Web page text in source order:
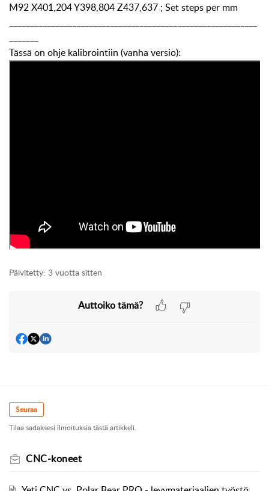
M92 X401,204 Y398,804 Z437,637 ; Set steps per mm
Tässä on ohje kalibrointiin (vanha versio):
Päivitetty: 3 vuotta sitten
Auttoiko tämä?
Seuraa
Tilaa sadaksesi ilmoituksia tästä artikkeli.
CNC-koneet